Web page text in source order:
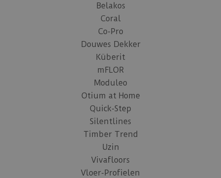
Belakos
Coral
Co-Pro
Douwes Dekker
Küberit
mFLOR
Moduleo
Otium at Home
Quick-Step
Silentlines
Timber Trend
Uzin
Vivafloors
Vloer-Profielen